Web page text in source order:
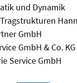
und Dynamik
GmbH
GmbH & Co. KG
Service GmbH